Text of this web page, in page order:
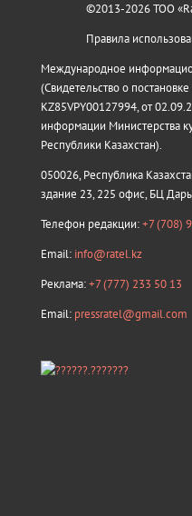
©2013-2026 ТОО
Правила
Международное
(Свидетельство о
KZ85VPY00127994, от
информации Министерства
Республики Казахстан).
050026, Республика
здание 23, 225 офис, БЦ
Телефон редакции:+7 (708)
Email: info@ratel.kz
Реклама:+7 (777) 233 50 13
Email: pressratel@gmail.com